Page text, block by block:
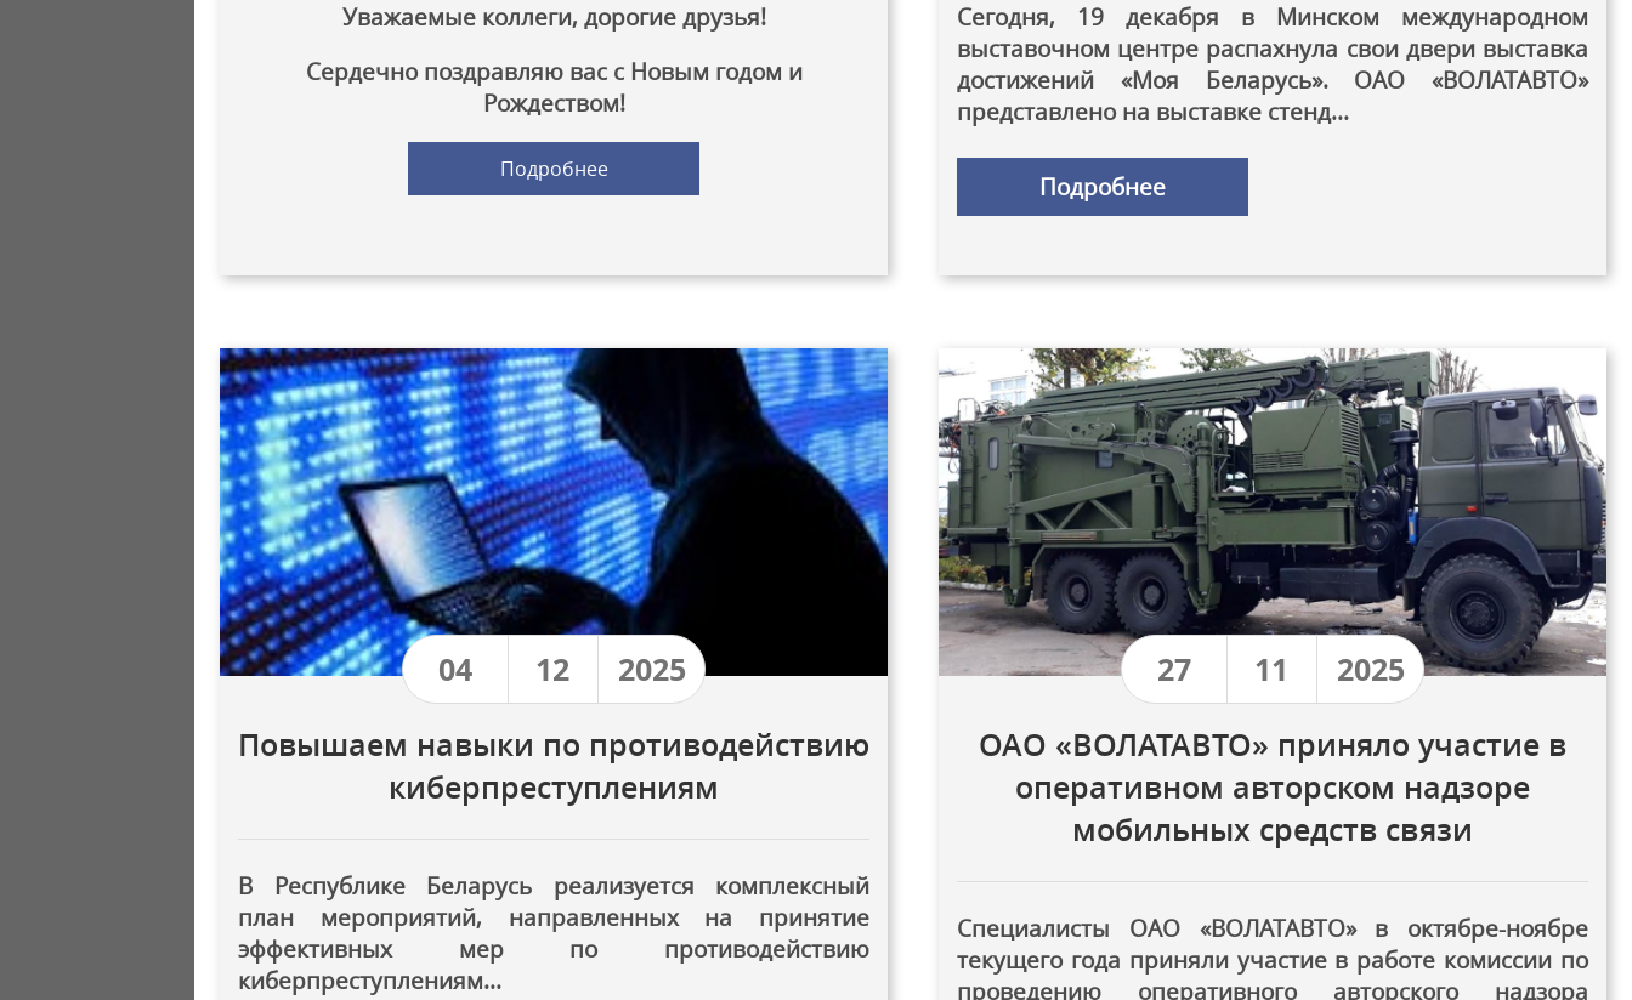
Уважаемые коллеги, дорогие друзья!
Сердечно поздравляю вас с Новым годом и
Рождеством!
Подробнее
Сегодня, 19 декабря в Минском международном
выставочном центре распахнула свои двери выставка
достижений «Моя Беларусь». ОАО «ВОЛАТАВТО»
представлено на выставке стенд...
Подробнее
Повышаем навыки по противодействию
киберпреступлениям
04 12 2025
В Республике Беларусь реализуется комплексный
план мероприятий, направленных на принятие
эффективных мер по противодействию
киберпреступлениям...
ОАО «ВОЛАТАВТО» приняло участие в
оперативном авторском надзоре
мобильных средств связи
27 11 2025
Специалисты ОАО «ВОЛАТАВТО» в октябре-ноябре
текущего года приняли участие в работе комиссии по
проведению оперативного авторского надзора